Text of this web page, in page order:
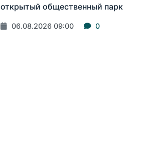
открытый общественный парк
06.08.2026 09:00 0